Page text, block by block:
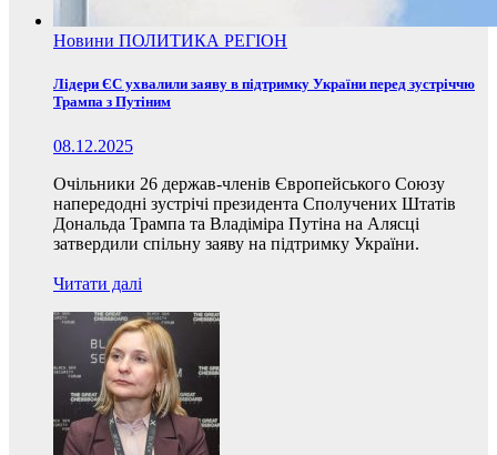
Новини ПОЛИТИКА РЕГІОН
Лідери ЄС ухвалили заяву в підтримку України перед зустріччю
Трампа з Путіним
08.12.2025
Очільники 26 держав-членів Європейського Союзу
напередодні зустрічі президента Сполучених Штатів
Дональда Трампа та Владіміра Путіна на Алясці
затвердили спільну заяву на підтримку України.
Читати далі